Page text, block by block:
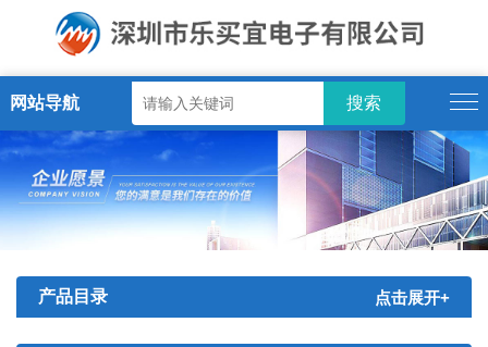
网站导航
产品目录 点击展开+